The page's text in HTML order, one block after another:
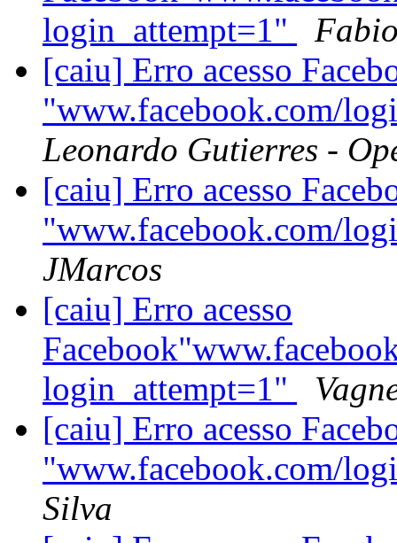
login_attempt=1"
[caiu] Erro acesso
"www.facebook.com/
Leonardo Gutierres -
[caiu] Erro acesso
"www.facebook.com/
JMarcos
[caiu] Erro acesso
login_attempt=1"
[caiu] Erro acesso
"www.facebook.com/
Silva